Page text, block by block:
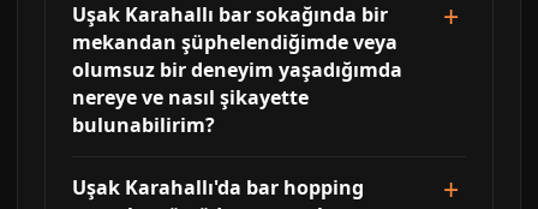
Uşak Karahallı bar sokağında bir
mekandan şüphelendiğimde veya
olumsuz bir deneyim yaşadığımda
nereye ve nasıl şikayette
bulunabilirim?
Uşak Karahallı'da bar hopping